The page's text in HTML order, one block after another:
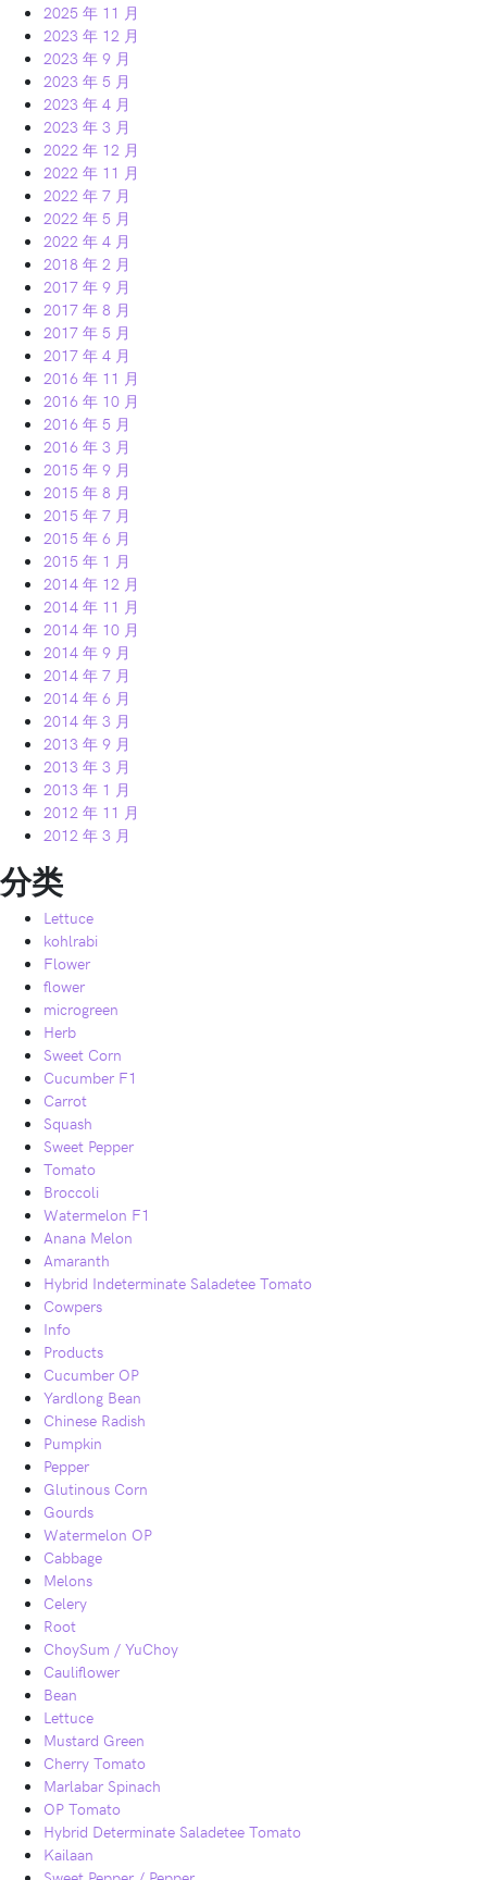
2025 年 11 月
2023 年 12 月
2023 年 9 月
2023 年 5 月
2023 年 4 月
2023 年 3 月
2022 年 12 月
2022 年 11 月
2022 年 7 月
2022 年 5 月
2022 年 4 月
2018 年 2 月
2017 年 9 月
2017 年 8 月
2017 年 5 月
2017 年 4 月
2016 年 11 月
2016 年 10 月
2016 年 5 月
2016 年 3 月
2015 年 9 月
2015 年 8 月
2015 年 7 月
2015 年 6 月
2015 年 1 月
2014 年 12 月
2014 年 11 月
2014 年 10 月
2014 年 9 月
2014 年 7 月
2014 年 6 月
2014 年 3 月
2013 年 9 月
2013 年 3 月
2013 年 1 月
2012 年 11 月
2012 年 3 月
分类
Lettuce
kohlrabi
Flower
flower
microgreen
Herb
Sweet Corn
Cucumber F1
Carrot
Squash
Sweet Pepper
Tomato
Broccoli
Watermelon F1
Anana Melon
Amaranth
Hybrid Indeterminate Saladetee Tomato
Cowpers
Info
Products
Cucumber OP
Yardlong Bean
Chinese Radish
Pumpkin
Pepper
Glutinous Corn
Gourds
Watermelon OP
Cabbage
Melons
Celery
Root
ChoySum / YuChoy
Cauliflower
Bean
Lettuce
Mustard Green
Cherry Tomato
Marlabar Spinach
OP Tomato
Hybrid Determinate Saladetee Tomato
Kailaan